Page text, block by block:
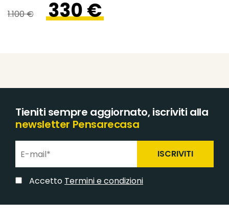
1.100 € 330 €
Tieniti sempre aggiornato, iscriviti alla
newsletter Pensarecasa
ISCRIVITI
Accetto Termini e condizioni